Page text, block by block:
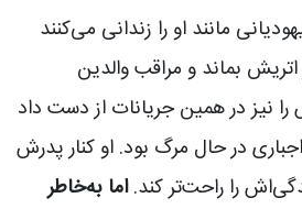
مانند او را زندانی می‌کنند
بماند و مراقب والدین
نیز در همین جریانات از دست داد
در حال مرگ بود. او کنار پدرش
را راحت‌تر کند.اما به‌خاطر